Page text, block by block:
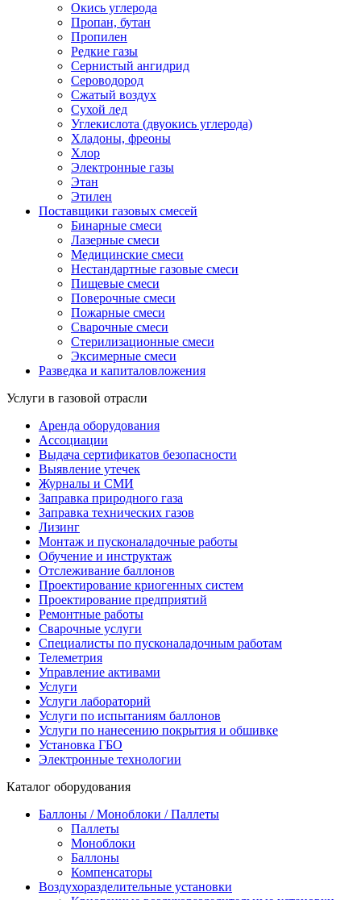
Окись углерода
Пропан, бутан
Пропилен
Редкие газы
Сернистый ангидрид
Сероводород
Сжатый воздух
Сухой лед
Углекислота (двуокись углерода)
Хладоны, фреоны
Хлор
Электронные газы
Этан
Этилен
Поставщики газовых смесей
Бинарные смеси
Лазерные смеси
Медицинские смеси
Нестандартные газовые смеси
Пищевые смеси
Поверочные смеси
Пожарные смеси
Сварочные смеси
Стерилизационные смеси
Эксимерные смеси
Разведка и капиталовложения
Услуги в газовой отрасли
Аренда оборудования
Ассоциации
Выдача сертификатов безопасности
Выявление утечек
Журналы и СМИ
Заправка природного газа
Заправка технических газов
Лизинг
Монтаж и пусконаладочные работы
Обучение и инструктаж
Отслеживание баллонов
Проектирование криогенных систем
Проектирование предприятий
Ремонтные работы
Сварочные услуги
Специалисты по пусконаладочным работам
Телеметрия
Управление активами
Услуги
Услуги лабораторий
Услуги по испытаниям баллонов
Услуги по нанесению покрытия и обшивке
Установка ГБО
Электронные технологии
Каталог оборудования
Баллоны / Моноблоки / Паллеты
Паллеты
Моноблоки
Баллоны
Компенсаторы
Воздухоразделительные установки